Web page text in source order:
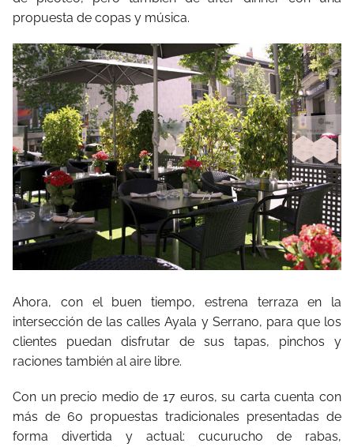
propuesta de copas y música.
Ahora, con el buen tiempo, estrena terraza en la
intersección de las calles Ayala y Serrano, para que los
clientes puedan disfrutar de sus tapas, pinchos y
raciones también al aire libre.
Con un precio medio de 17 euros, su carta cuenta con
más de 60 propuestas tradicionales presentadas de
forma divertida y actual: cucurucho de rabas,